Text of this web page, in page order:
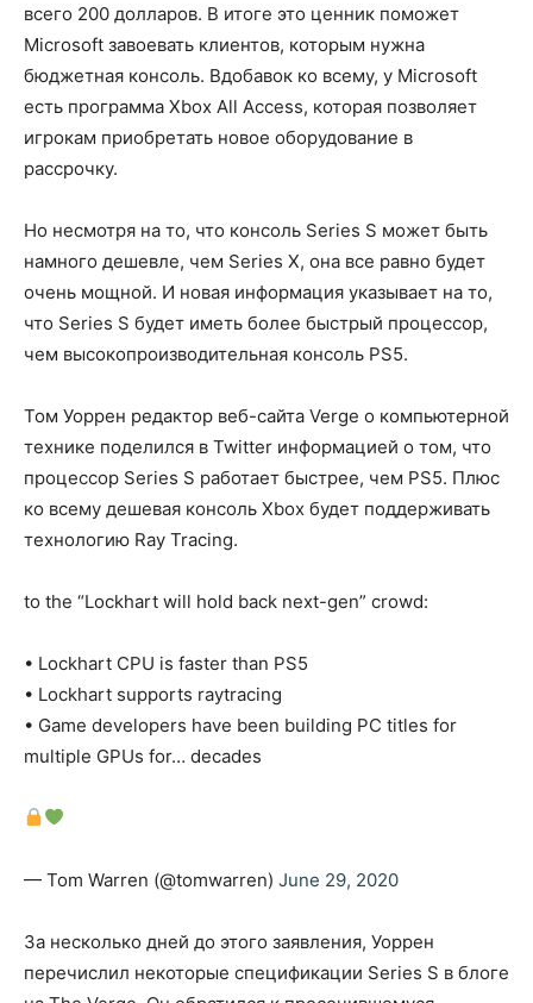
всего 200 долларов. В итоге это ценник поможет
Microsoft завоевать клиентов, которым нужна
бюджетная консоль. Вдобавок ко всему, у Microsoft
есть программа Xbox All Access, которая позволяет
игрокам приобретать новое оборудование в
рассрочку.
Но несмотря на то, что консоль Series S может быть
намного дешевле, чем Series X, она все равно будет
очень мощной. И новая информация указывает на то,
что Series S будет иметь более быстрый процессор,
чем высокопроизводительная консоль PS5.
Том Уоррен редактор веб-сайта Verge о компьютерной
технике поделился в Twitter информацией о том, что
процессор Series S работает быстрее, чем PS5. Плюс
ко всему дешевая консоль Xbox будет поддерживать
технологию Ray Tracing.
to the “Lockhart will hold back next-gen” crowd:
• Lockhart CPU is faster than PS5
• Lockhart supports raytracing
• Game developers have been building PC titles for
multiple GPUs for… decades
— Tom Warren (@tomwarren) June 29, 2020
За несколько дней до этого заявления, Уоррен
перечислил некоторые спецификации Series S в блоге